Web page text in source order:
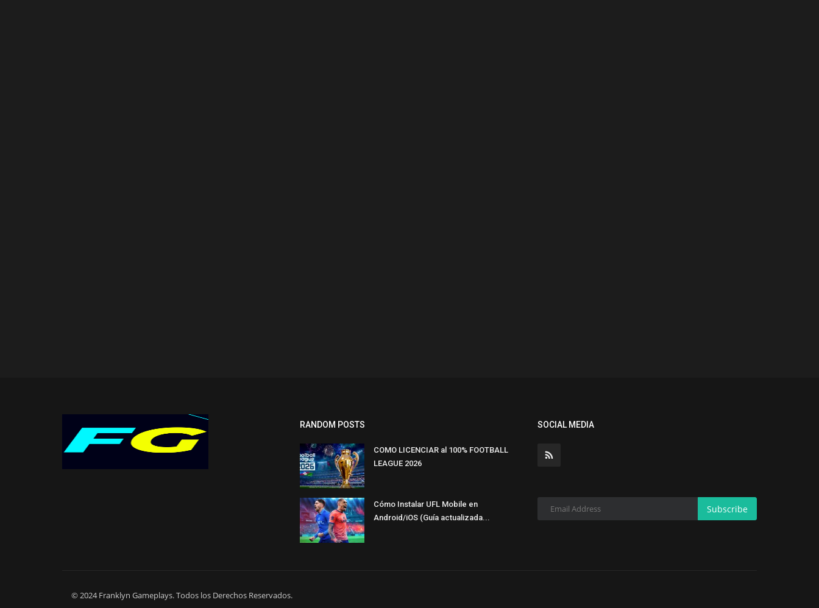
RANDOM POSTS
COMO LICENCIAR al 100% FOOTBALL
LEAGUE 2026
Cómo Instalar UFL Mobile en
Android/iOS (Guía actualizada...
SOCIAL MEDIA
Subscribe
© 2024 Franklyn Gameplays. Todos los Derechos Reservados.